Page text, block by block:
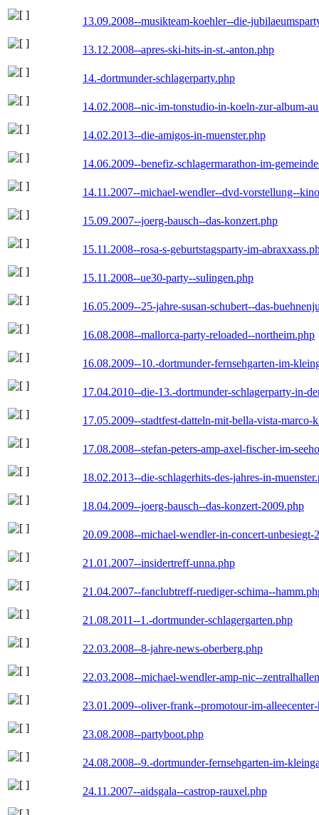
13.09.2008--musikteam-koehler--die-
13.12.2008--apres-ski-hits-in-st.-anton.php
14.-dortmunder-schlagerparty.php
14.02.2008--nic-im-tonstudio-in-koeln-zur-album-
14.02.2013--die-amigos-in-muenster.php
14.06.2009--benefiz-schlagermarathon-im-
14.11.2007--michael-wendler--dvd-vorstellung--
15.09.2007--joerg-bausch--das-konzert.php
15.11.2008--rosa-s-geburtstagsparty-im-
15.11.2008--ue30-party--sulingen.php
16.05.2009--25-jahre-susan-schubert--das-
16.08.2008--mallorca-party-reloaded--northeim.php
16.08.2009--10.-dortmunder-fernsehgarten-im-
17.04.2010--die-13.-dortmunder-schlagerparty-in-
17.05.2009--stadtfest-datteln-mit-bella-vista-marco-
17.08.2008--stefan-peters-amp-axel-fischer-im-
18.02.2013--die-schlagerhits-des-jahres-in-
18.04.2009--joerg-bausch--das-konzert-2009.php
20.09.2008--michael-wendler-in-concert-unbesiegt-
21.01.2007--insidertreff-unna.php
21.04.2007--fanclubtreff-ruediger-schima--
21.08.2011--1.-dortmunder-schlagergarten.php
22.03.2008--8-jahre-news-oberberg.php
22.03.2008--michael-wendler-amp-nic--
23.01.2009--oliver-frank--promotour-im-
23.08.2008--partyboot.php
24.08.2008--9.-dortmunder-fernsehgarten-im-
24.11.2007--aidsgala--castrop-rauxel.php